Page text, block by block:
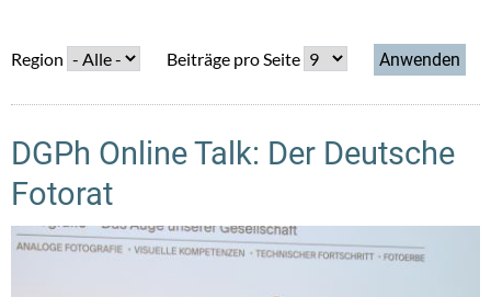
Region Beiträge pro Seite
DGPh Online Talk: Der Deutsche
Fotorat